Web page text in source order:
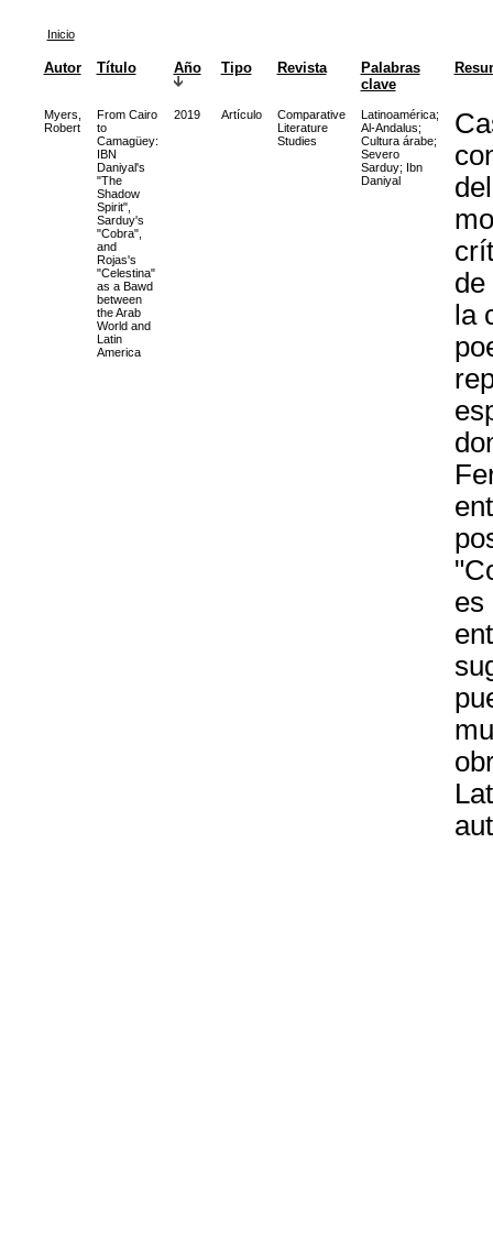
Inicio
Autor Título Año Tipo Revista
Palabras
clave
Myers,
Robert
From Cairo
to
Camagüey:
IBN
Daniyal's
"The
Shadow
Spirit",
Sarduy's
"Cobra",
and
Rojas's
"Celestina"
as a Bawd
between
the Arab
World and
Latin
America
2019 Artículo
Comparative
Literature
Studies
Latinoamérica;
Al-Andalus;
Cultura árabe;
Severo
Sarduy; Ibn
Daniyal
de
la
es